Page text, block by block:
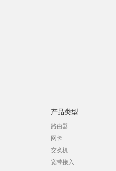
产品类型
路由器
网卡
交换机
宽带接入